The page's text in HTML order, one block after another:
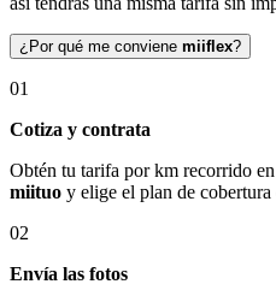
¿Por qué me conviene miiflex?
01
Cotiza y contrata
Obtén tu tarifa por km recorrido
miituo y elige el plan de cobertura
02
Envía las fotos